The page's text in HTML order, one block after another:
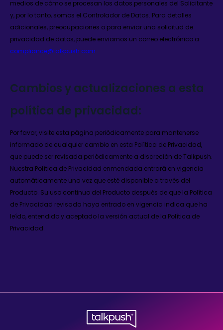
medios de cómo se procesan los datos personales del Solicitante
y, por lo tanto, somos el Controlador de Datos. Para detalles
adicionales, preocupaciones o para enviar una solicitud de
privacidad de datos, puede enviarnos un correo electrónico a
compliance@talkpush.com.
Cambios y actualizaciones a esta
política de privacidad:
Por favor, visite esta página periódicamente para mantenerse
informado de cualquier cambio en esta Política de Privacidad,
que puede ser revisada periódicamente a discreción de Talkpush.
Nuestra Política de Privacidad enmendada entrará en vigencia
automáticamente una vez que esté disponible a través del
Producto. Su uso continuo del Producto después de que la Política
de Privacidad revisada haya entrado en vigencia indica que ha
leído, entendido y aceptado la versión actual de la Política de
Privacidad.